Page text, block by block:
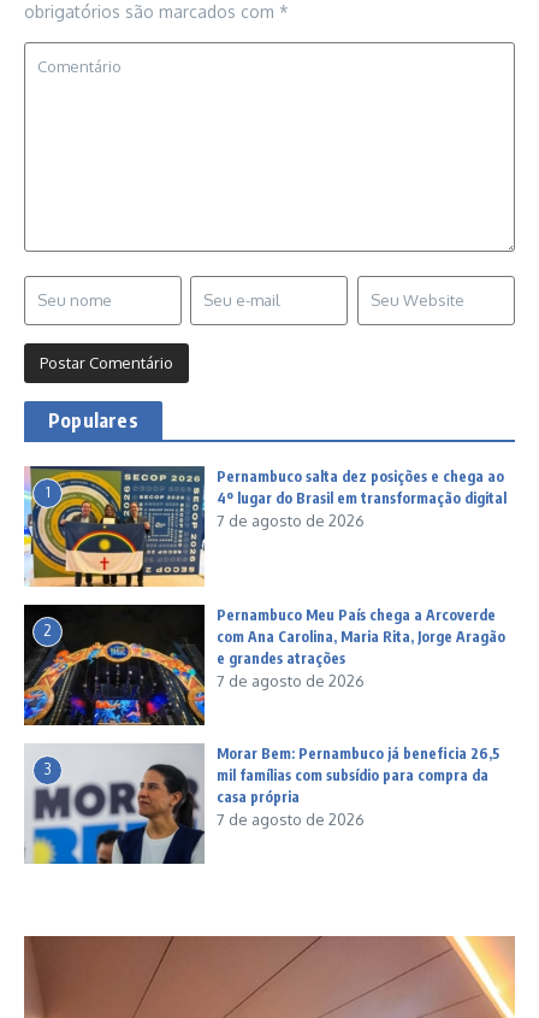
obrigatórios são marcados com *
Populares
1
Pernambuco salta dez posições e chega ao
4º lugar do Brasil em transformação digital
7 de agosto de 2026
2
Pernambuco Meu País chega a Arcoverde
com Ana Carolina, Maria Rita, Jorge Aragão
e grandes atrações
7 de agosto de 2026
3
Morar Bem: Pernambuco já beneficia 26,5
mil famílias com subsídio para compra da
casa própria
7 de agosto de 2026